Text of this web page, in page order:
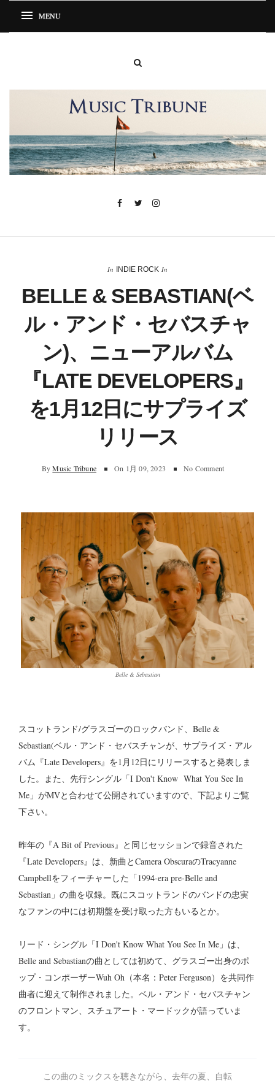
In INDIE ROCK In
BELLE & SEBASTIAN(ベ
ル・アンド・セバスチャ
ン)、ニューアルバム
『LATE DEVELOPERS』
を1月12日にサプライズ
リリース
By Music Tribune On 1月 09, 2023 No Comment
Belle & Sebastian
スコットランド/グラスゴーのロックバンド、Belle &
Sebastian(ベル・アンド・セバスチャンが、サプライズ・アル
バム『Late Developers』を1月12日にリリースすると発表しま
した。また、先行シングル「I Don't Know What You See In
Me」がMVと合わせて公開されていますので、下記よりご覧
下さい。
昨年の『A Bit of Previous』と同じセッションで録音された
『Late Developers』は、新曲とCamera ObscuraのTracyanne
Campbellをフィーチャーした「1994-era pre-Belle and
Sebastian」の曲を収録。既にスコットランドのバンドの忠実
なファンの中には初期盤を受け取った方もいるとか。
リード・シングル「I Don't Know What You See In Me」は、
Belle and Sebastianの曲としては初めて、グラスゴー出身のポ
ップ・コンポーザーWuh Oh（本名：Peter Ferguson）を共同作
曲者に迎えて制作されました。ベル・アンド・セバスチャン
のフロントマン、スチュアート・マードックが語っていま
す。
この曲のミックスを聴きながら、去年の夏、自転